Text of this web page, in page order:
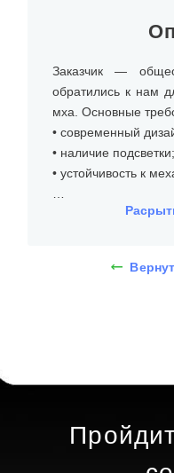
Заказчик —
обратились к нам
мха. Основные
• современный
• наличие подсветки;
• устойчивость к
Для заказа был
представляет